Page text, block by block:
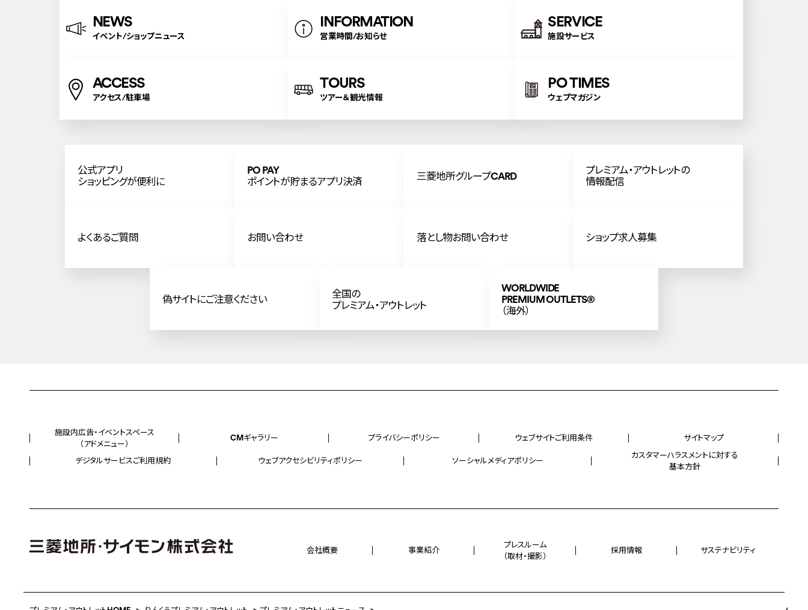
NEWS
イベント/ショップニュース
INFORMATION
営業時間/お知らせ
SERVICE
施設サービス
ACCESS
アクセス/駐車場
TOURS
ツアー＆観光情報
PO TIMES
ウェブマガジン
公式アプリ
ショッピングが便利に
PO PAY
ポイントが貯まるアプリ決済
三菱地所グループCARD
プレミアム・アウトレットの
情報配信
よくあるご質問 お問い合わせ 落とし物お問い合わせ ショップ求人募集
偽サイトにご注意ください
全国の
プレミアム・アウトレット
WORLDWIDE
PREMIUM OUTLETS®
（海外）
施設内広告・イベントスペース
（アドメニュー）
CMギャラリー プライバシーポリシー ウェブサイトご利用条件 サイトマップ
デジタルサービスご利用規約 ウェブアクセシビリティポリシー ソーシャルメディアポリシー
カスタマーハラスメントに対する
基本方針
会社概要 事業紹介
プレスルーム
（取材・撮影）
採用情報 サステナビリティ